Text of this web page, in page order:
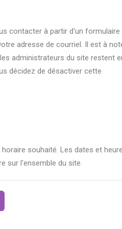
contacter à partir d'un formulaire
adresse de courriel. Il est à
administrateurs du site restent
décidez de désactiver cette
souhaité. Les dates et
sur l'ensemble du site.